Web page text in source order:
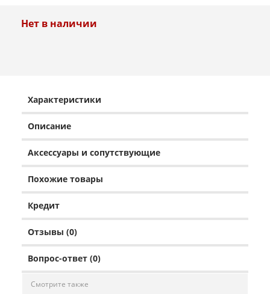
Нет в наличии
Характеристики
Описание
Аксессуары и сопутствующие
Похожие товары
Кредит
Отзывы (0)
Вопрос-ответ (0)
Смотрите также